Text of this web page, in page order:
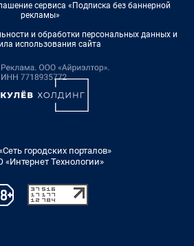
сервиса «Подписка без баннерной
рекламы»
и обработки персональных данных и
использования сайта
городских порталов»
Технологии»